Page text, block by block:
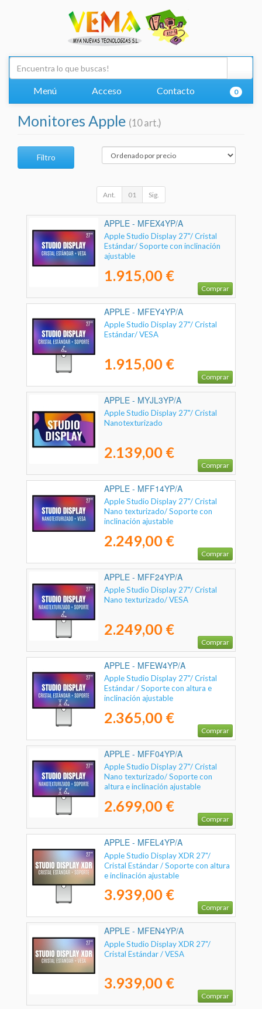
Menú Acceso Contacto 0
Monitores Apple (10 art.)
Filtro
Ant. 01 Sig.
APPLE - MFEX4YP/A
Apple Studio Display 27"/ Cristal
Estándar/ Soporte con inclinación
ajustable
1.915,00 €
Comprar
APPLE - MFEY4YP/A
Apple Studio Display 27"/ Cristal
Estándar/ VESA
1.915,00 €
Comprar
APPLE - MYJL3YP/A
Apple Studio Display 27"/ Cristal
Nanotexturizado
2.139,00 €
Comprar
APPLE - MFF14YP/A
Apple Studio Display 27"/ Cristal
Nano texturizado/ Soporte con
inclinación ajustable
2.249,00 €
Comprar
APPLE - MFF24YP/A
Apple Studio Display 27"/ Cristal
Nano texturizado/ VESA
2.249,00 €
Comprar
APPLE - MFEW4YP/A
Apple Studio Display 27"/ Cristal
Estándar / Soporte con altura e
inclinación ajustable
2.365,00 €
Comprar
APPLE - MFF04YP/A
Apple Studio Display 27"/ Cristal
Nano texturizado/ Soporte con
altura e inclinación ajustable
2.699,00 €
Comprar
APPLE - MFEL4YP/A
Apple Studio Display XDR 27"/
Cristal Estándar / Soporte con altura
e inclinación ajustable
3.939,00 €
Comprar
APPLE - MFEN4YP/A
Apple Studio Display XDR 27"/
Cristal Estándar / VESA
3.939,00 €
Comprar